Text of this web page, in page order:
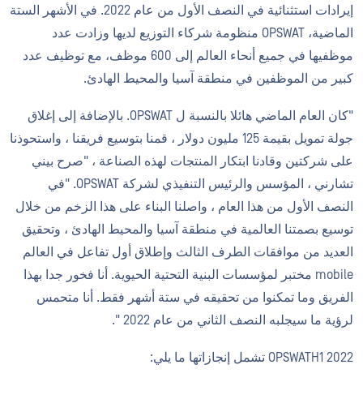
إيرادات استثنائية في النصف الأول من عام 2022. في الأشهر الستة
الماضية، OPSWAT منظومة شركاء التوزيع لديها وزادت عدد
موظفيها في جميع أنحاء العالم إلى 600 موظف، مع توظيف عدد
كبير من الموظفين في منطقة آسيا والمحيط الهادئ.
"كان العام الماضي هائلا بالنسبة ل OPSWAT. بالإضافة إلى إغلاق
جولة تمويل بقيمة 125 مليون دولار ، قمنا بتوسيع فريقنا ، واستحوذنا
على شركتين وقادنا ابتكار المنتجات لهذه الصناعة ، "صرح بيني
تشارني ، المؤسس والرئيس التنفيذي لشركة OPSWAT. "في
النصف الأول من هذا العام ، واصلنا البناء على هذا الزخم من خلال
توسيع بصمتنا العالمية في منطقة آسيا والمحيط الهادئ ، وتحقيق
العديد من موافقات الطرف الثالث وإطلاق أول تفاعل في العالم
mobile مختبر لمؤسسات البنية التحتية الحيوية. أنا فخور جدا بهذا
الفريق وما تمكنوا من تحقيقه في ستة أشهر فقط. أنا متحمس
لرؤية ما سيجلبه النصف الثاني من عام 2022 ".
OPSWATH1 2022 تشمل إنجازاتها ما يلي: